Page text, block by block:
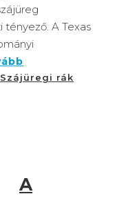
A Texas
Szájüregi rák
A